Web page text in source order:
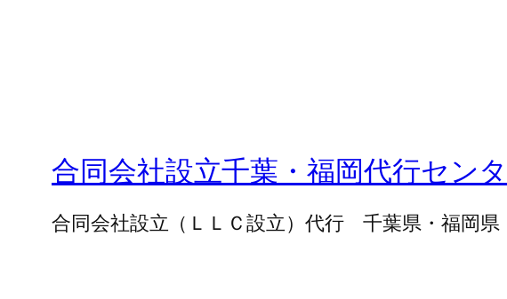
合同会社設立千葉・福岡代行セン
合同会社設立（ＬＬＣ設立）代行 千葉県・福岡県